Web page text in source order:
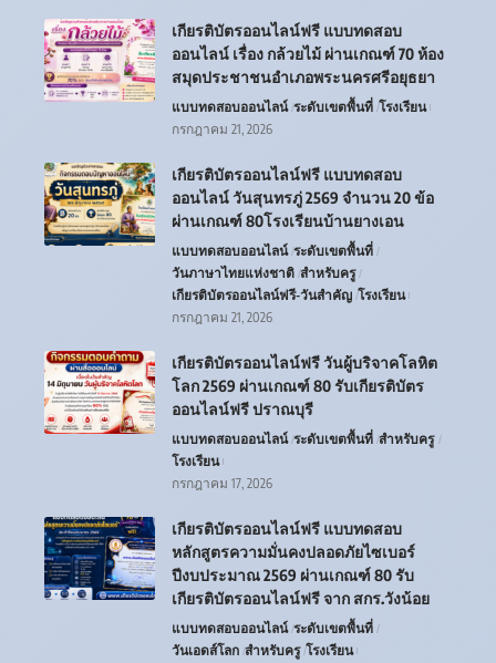
เกียรติบัตรออนไลน์ฟรี แบบทดสอบ
ออนไลน์ เรื่อง กล้วยไม้ ผ่านเกณฑ์ 70 ห้อง
สมุดประชาชนอำเภอพระนครศรีอยุธยา
แบบทดสอบออนไลน์ ระดับเขตพื้นที่ โรงเรียน
กรกฎาคม 21, 2026
เกียรติบัตรออนไลน์ฟรี แบบทดสอบ
ออนไลน์ วันสุนทรภู่ 2569 จำนวน 20 ข้อ
ผ่านเกณฑ์ 80โรงเรียนบ้านยางเอน
แบบทดสอบออนไลน์ ระดับเขตพื้นที่
วันภาษาไทยแห่งชาติ สำหรับครู
เกียรติบัตรออนไลน์ฟรี-วันสำคัญ โรงเรียน
กรกฎาคม 21, 2026
เกียรติบัตรออนไลน์ฟรี วันผู้บริจาคโลหิต
โลก 2569 ผ่านเกณฑ์ 80 รับเกียรติบัตร
ออนไลน์ฟรี ปราณบุรี
แบบทดสอบออนไลน์ ระดับเขตพื้นที่ สำหรับครู
โรงเรียน
กรกฎาคม 17, 2026
เกียรติบัตรออนไลน์ฟรี แบบทดสอบ
หลักสูตรความมั่นคงปลอดภัยไซเบอร์
ปีงบประมาณ 2569 ผ่านเกณฑ์ 80 รับ
เกียรติบัตรออนไลน์ฟรี จาก สกร.วังน้อย
แบบทดสอบออนไลน์ ระดับเขตพื้นที่
วันเอดส์โลก สำหรับครู โรงเรียน